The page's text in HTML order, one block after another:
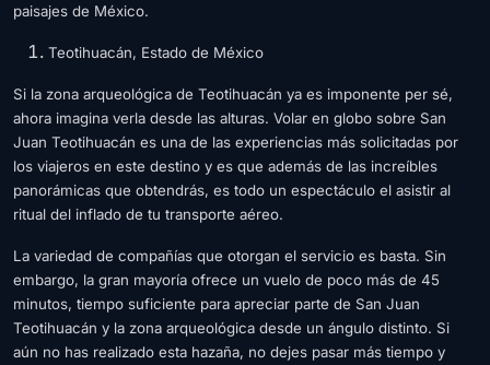
paisajes de México.
Teotihuacán, Estado de México
Si la zona arqueológica de Teotihuacán ya es imponente per sé,
ahora imagina verla desde las alturas. Volar en globo sobre San
Juan Teotihuacán es una de las experiencias más solicitadas por
los viajeros en este destino y es que además de las increíbles
panorámicas que obtendrás, es todo un espectáculo el asistir al
ritual del inflado de tu transporte aéreo.
La variedad de compañías que otorgan el servicio es basta. Sin
embargo, la gran mayoría ofrece un vuelo de poco más de 45
minutos, tiempo suficiente para apreciar parte de San Juan
Teotihuacán y la zona arqueológica desde un ángulo distinto. Si
aún no has realizado esta hazaña, no dejes pasar más tiempo y